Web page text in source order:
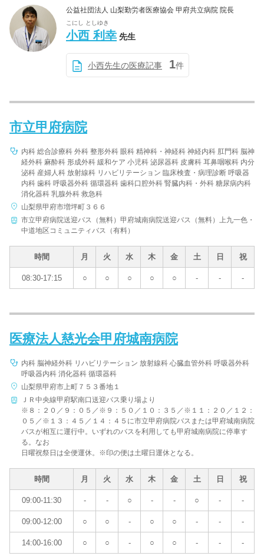
公益社団法人 山梨勤労者医療協会 甲府共立病院 院長
こにし としゆき
小西 利幸 先生
小西先生の医療記事 1件
市立甲府病院
内科 総合診療科 外科 整形外科 眼科 精神科・神経科 神経内科 肛門科 脳神
経外科 麻酔科 形成外科 緩和ケア 小児科 泌尿器科 皮膚科 耳鼻咽喉科 内分
泌科 産婦人科 放射線科 リハビリテーション 臨床検査・病理診断 呼吸器
内科 歯科 呼吸器外科 循環器科 歯科口腔外科 腎臓内科・外科 糖尿病内科
消化器科 乳腺外科 救急科
山梨県甲府市増坪町３６６
市立甲府病院送迎バス（無料）甲府城南病院送迎バス（無料）上九一色・
中道地区コミュニティバス（有料）
時間 月 火 水 木 金 土 日 祝
08:30-17:15 ○ ○ ○ ○ ○ - - -
医療法人慈光会甲府城南病院
内科 脳神経外科 リハビリテーション 放射線科 心臓血管外科 呼吸器外科
呼吸器内科 消化器科 循環器科
山梨県甲府市上町７５３番地１
ＪＲ中央線甲府駅南口送迎バス乗り場より
※８：２０／９：０５／※９：５０／１０：３５／※１１：２０／１２：
０５／※１３：４５／１４：４５に市立甲府病院バスまたは甲府城南病院
バスが相互に運行中。いずれのバスを利用しても甲府城南病院に停車す
る。なお
日曜祝祭日は全便運休。※印の便は土曜日運休となる。
時間 月 火 水 木 金 土 日 祝
09:00-11:30 - - ○ - - ○ - -
09:00-12:00 ○ ○ - ○ ○ - - -
14:00-16:00 ○ ○ - ○ ○ - - -